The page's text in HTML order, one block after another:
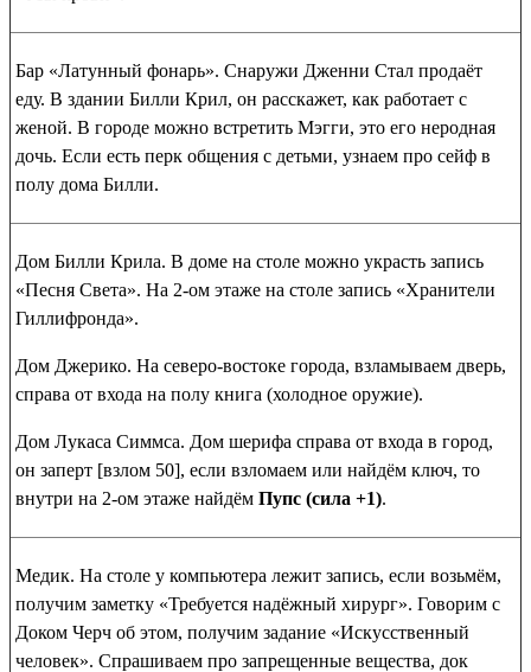
Бар «Латунный фонарь». Снаружи Дженни Стал продаёт
еду. В здании Билли Крил, он расскажет, как работает с
женой. В городе можно встретить Мэгги, это его неродная
дочь. Если есть перк общения с детьми, узнаем про сейф в
полу дома Билли.
Дом Билли Крила. В доме на столе можно украсть запись
«Песня Света». На 2-ом этаже на столе запись «Хранители
Гиллифронда».
Дом Джерико. На северо-востоке города, взламываем дверь,
справа от входа на полу книга (холодное оружие).
Дом Лукаса Симмса. Дом шерифа справа от входа в город,
он заперт [взлом 50], если взломаем или найдём ключ, то
внутри на 2-ом этаже найдём Пупс (сила +1).
Медик. На столе у компьютера лежит запись, если возьмём,
получим заметку «Требуется надёжный хирург». Говорим с
Доком Черч об этом, получим задание «Искусственный
человек». Спрашиваем про запрещенные вещества, док